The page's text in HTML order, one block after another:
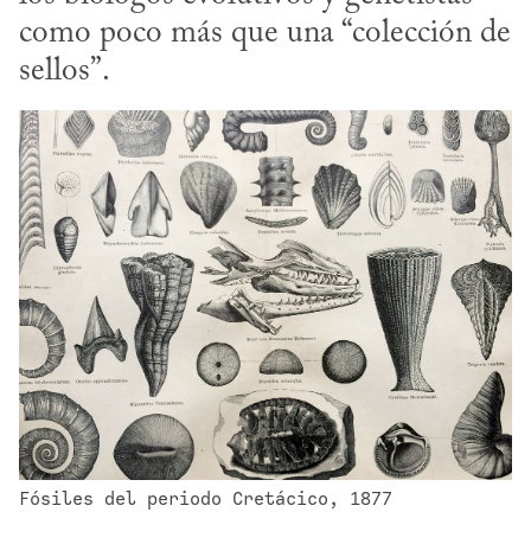
como poco más que una “colección de
sellos”.
Fósiles del periodo Cretácico, 1877